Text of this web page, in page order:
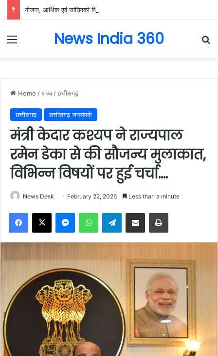
Menu News India 360
Home /राज्य /छत्तीसगढ़
छत्तीसगढ़ छत्तीसगढ़ जनसंपर्क
मंत्री केदार कश्यप ने राज्यपाल
रमेन डेका से की सौजन्य मुलाकात,
विभिन्न विषयों पर हुई चर्चा….
News Desk February 22, 2026 Less than a minute
Facebook
X MessengerWhatsAppTelegramShare via Email Print